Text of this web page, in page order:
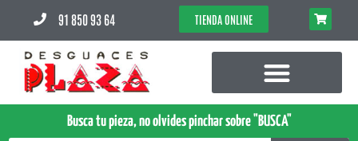
91 850 93 64 TIENDA ONLINE
Busca tu pieza, no olvides pinchar sobre "BUSCA"